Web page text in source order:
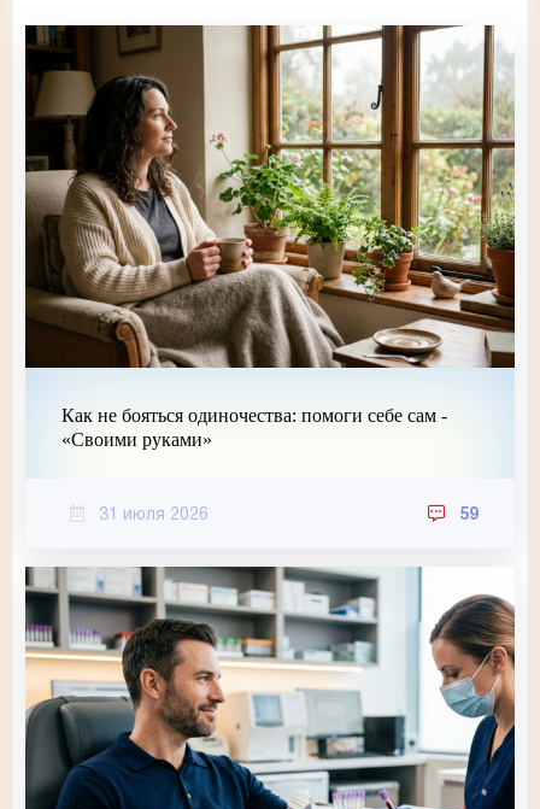
Как не бояться одиночества: помоги себе сам -
«Своими руками»
31 июля 2026 59